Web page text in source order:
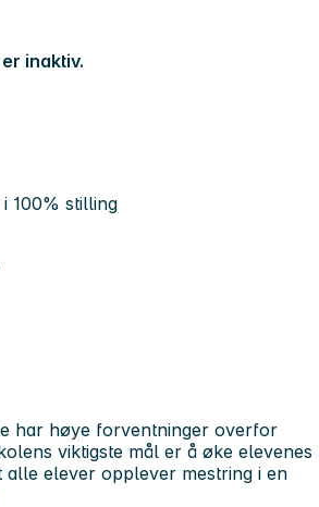
inaktiv.
100% stilling
har høye forventninger overfor
viktigste mål er å øke elevenes
elever opplever mestring i en